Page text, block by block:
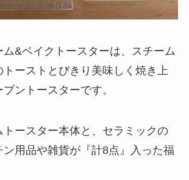
&ベイクトースターは、スチーム
ーストとびきり美味しく焼き上
ントースターです。
トースター本体と、セラミックの
用品や雑貨が『計8点』入った福